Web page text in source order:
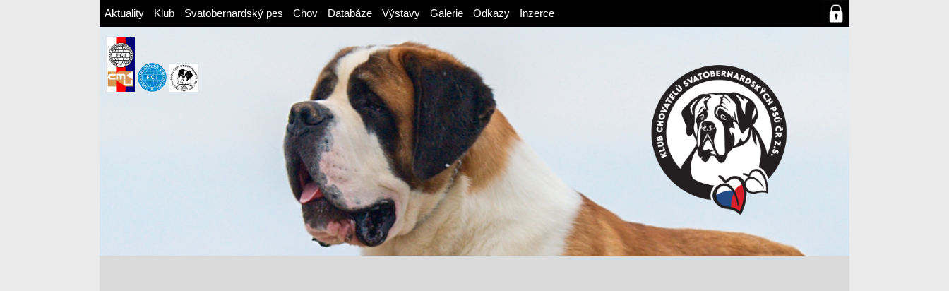
Aktuality Klub Svatobernardský pes Chov Databáze Výstavy Galerie Odkazy Inzerce